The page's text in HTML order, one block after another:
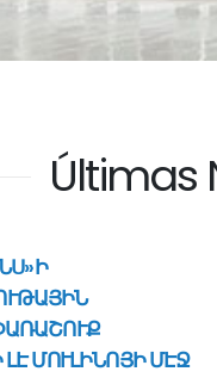
Últimas
ՄՈՒԼԻՆՈՅԻ ՄԷՋ